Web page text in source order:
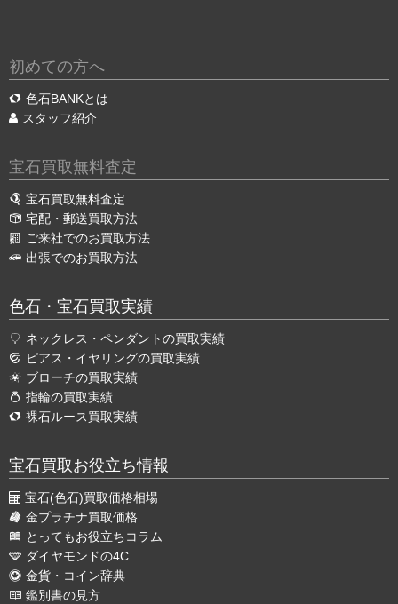
初めての方へ
色石BANKとは
スタッフ紹介
宝石買取無料査定
宝石買取無料査定
宅配・郵送買取方法
ご来社でのお買取方法
出張でのお買取方法
色石・宝石買取実績
ネックレス・ペンダントの買取実績
ピアス・イヤリングの買取実績
ブローチの買取実績
指輪の買取実績
裸石ルース買取実績
宝石買取お役立ち情報
宝石(色石)買取価格相場
金プラチナ買取価格
とってもお役立ちコラム
ダイヤモンドの4C
金貨・コイン辞典
鑑別書の見方